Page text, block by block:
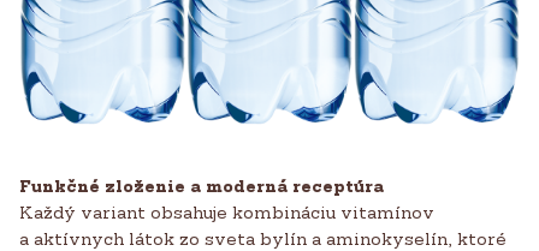
Funkčné zloženie a moderná receptúra
Každý variant obsahuje kombináciu vitamínov
a aktívnych látok zo sveta bylín a aminokyselín, ktoré